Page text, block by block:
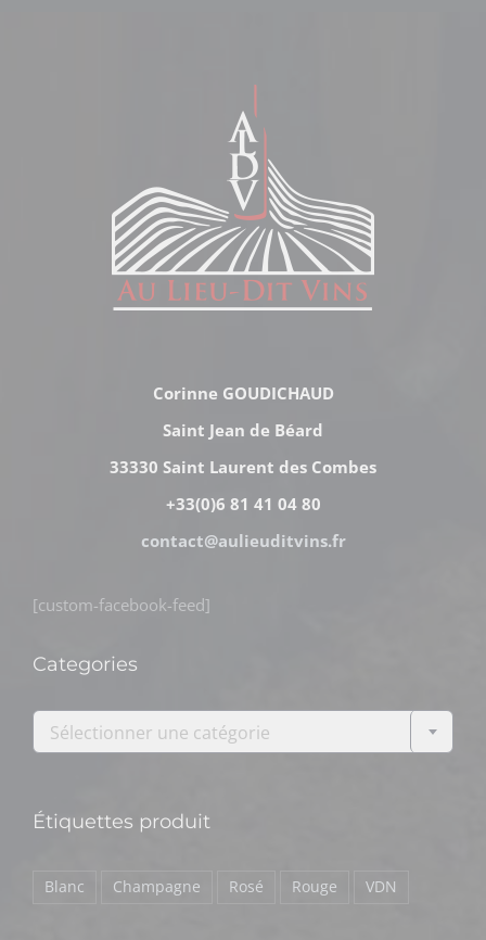
Corinne GOUDICHAUD
Saint Jean de Béard
33330 Saint Laurent des Combes
+33(0)6 81 41 04 80
contact@aulieuditvins.fr
[custom-facebook-feed]
Categories
Sélectionner une catégorie
Étiquettes produit
Blanc Champagne Rosé Rouge VDN